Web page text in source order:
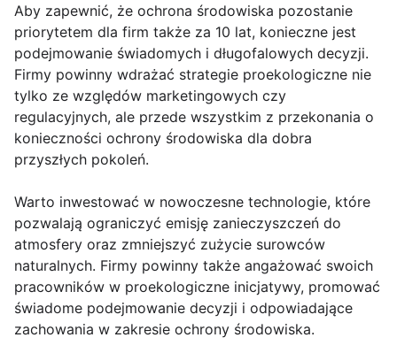
Aby zapewnić, że ochrona środowiska pozostanie
priorytetem dla firm także za 10 lat, konieczne jest
podejmowanie świadomych i długofalowych decyzji.
Firmy powinny wdrażać strategie proekologiczne nie
tylko ze względów marketingowych czy
regulacyjnych, ale przede wszystkim z przekonania o
konieczności ochrony środowiska dla dobra
przyszłych pokoleń.
Warto inwestować w nowoczesne technologie, które
pozwalają ograniczyć emisję zanieczyszczeń do
atmosfery oraz zmniejszyć zużycie surowców
naturalnych. Firmy powinny także angażować swoich
pracowników w proekologiczne inicjatywy, promować
świadome podejmowanie decyzji i odpowiadające
zachowania w zakresie ochrony środowiska.